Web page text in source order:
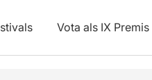
Vota als IX Premis